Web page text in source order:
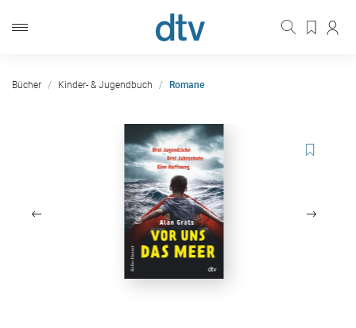
Bücher Kinder- & Jugendbuch Romane